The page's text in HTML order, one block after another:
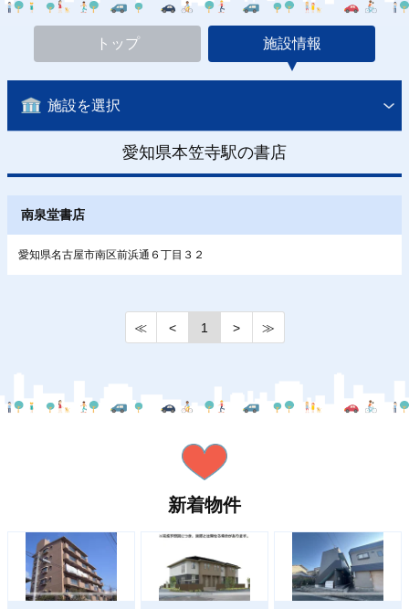
トップ 施設情報
施設を選択
愛知県本笠寺駅の書店
南泉堂書店
愛知県名古屋市南区前浜通６丁目３２
≪ < 1 > ≫
新着物件